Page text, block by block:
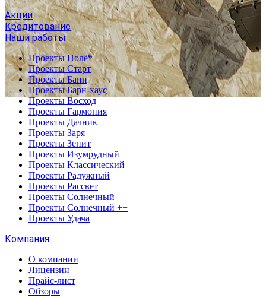
Акции
Кредитование
Наши работы
Проекты Полёт
Проекты Старт
Проекты Бани
Проекты Барн-хаус
Проекты Восход
Проекты Гармония
Проекты Дачник
Проекты Заря
Проекты Зенит
Проекты Изумрудный
Проекты Классический
Проекты Радужный
Проекты Рассвет
Проекты Солнечный
Проекты Солнечный ++
Проекты Удача
Компания
О компании
Лицензии
Прайс-лист
Обзоры